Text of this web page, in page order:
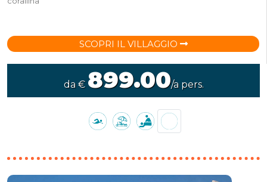
SCOPRI IL VILLAGGIO
da € 899.00/a pers.